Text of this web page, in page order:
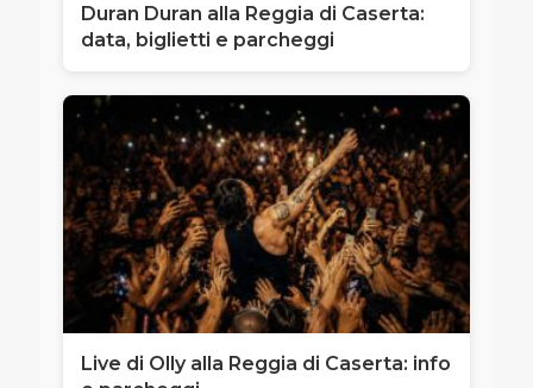
Duran Duran alla Reggia di Caserta:
data, biglietti e parcheggi
Live di Olly alla Reggia di Caserta: info